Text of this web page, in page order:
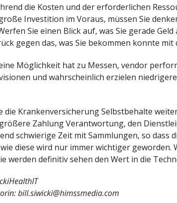
die Kosten und der erforderlichen
Investition im Voraus, müssen Sie
Sie einen Blick auf, was Sie gerade
gegen das, was Sie bekommen konnte mit
Möglichkeit hat zu Messen, vendor
und wahrscheinlich erzielen
die Krankenversicherung Selbstbehalte
Zahlung Verantwortung, den
schwierige Zeit mit Sammlungen, so dass
diese wird nur immer wichtiger geworden.
werden definitiv sehen den Wert in die
bill.siwicki@himssmedia.com